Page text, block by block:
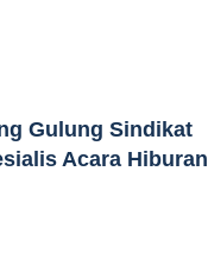
Gulung Sindikat
Acara Hiburan